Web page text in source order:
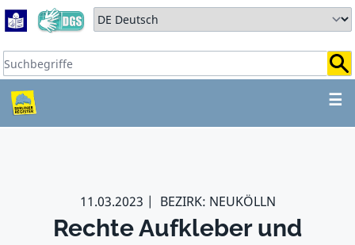
Zum Hauptbereich springen
Zum Hauptmenü springen
Sprache auswählen:
Suchbegriffe:
☰
ZUM HAUPTBEREICH
11.03.2023 BEZIRK: NEUKÖLLN
Rechte Aufkleber und